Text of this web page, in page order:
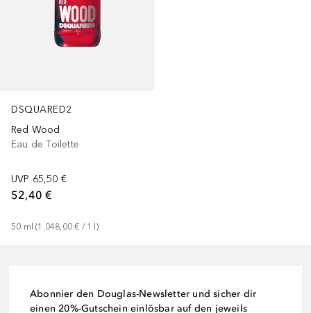
DSQUARED2
Red Wood
Eau de Toilette
UVP 65,50 €
52,40 €
50 ml (1.048,00 € / 1 )
Abonnier den Douglas-Newsletter und sicher dir
einen 20%-Gutschein einlösbar auf den jeweils